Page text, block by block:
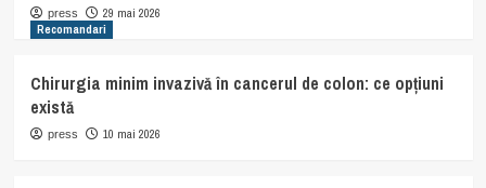
press
29 mai 2026
Recomandari
Chirurgia minim invazivă în cancerul de colon: ce opțiuni
există
press 10 mai 2026